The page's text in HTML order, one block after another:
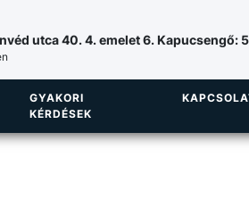
utca 40. 4. emelet 6. Kapucsengő:
GYAKORI
KÉRDÉSEK